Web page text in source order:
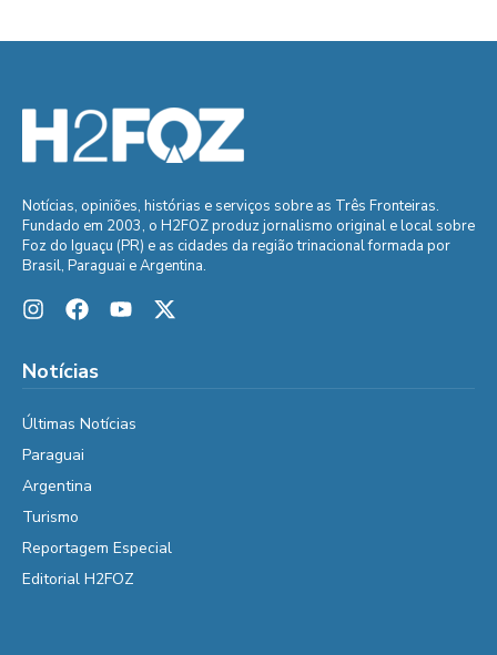
Notícias, opiniões, histórias e serviços sobre as Três Fronteiras.
Fundado em 2003, o H2FOZ produz jornalismo original e local sobre
Foz do Iguaçu (PR) e as cidades da região trinacional formada por
Brasil, Paraguai e Argentina.
Notícias
Últimas Notícias
Paraguai
Argentina
Turismo
Reportagem Especial
Editorial H2FOZ